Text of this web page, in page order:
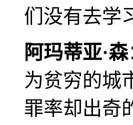
们没有去学
阿玛蒂亚·森
为贫穷的城
罪率却出奇